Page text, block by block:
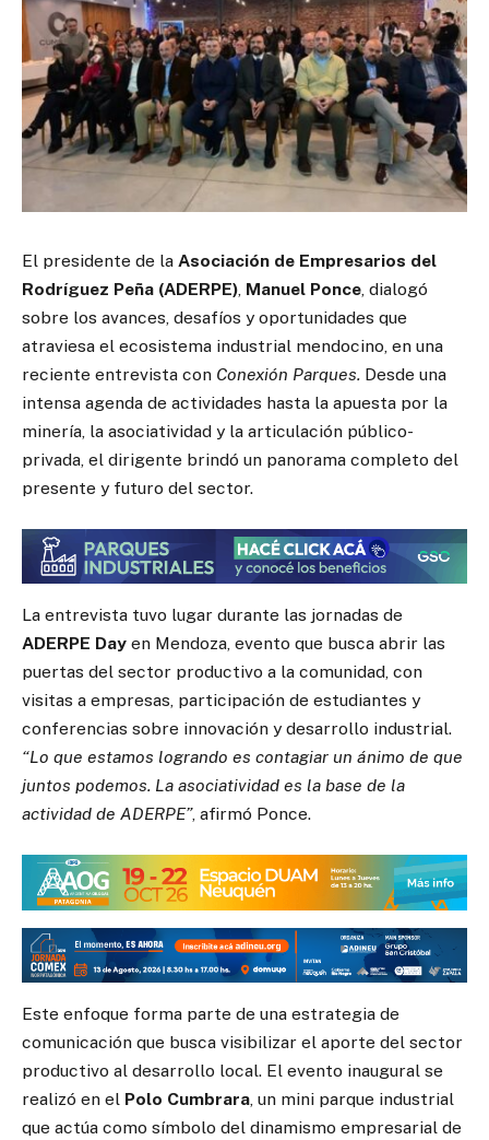
El presidente de la Asociación de Empresarios del
Rodríguez Peña (ADERPE) Manuel Ponce , dialogó
sobre los avances, desafíos y oportunidades que
atraviesa el ecosistema industrial mendocino, en una
reciente entrevista con Conexión Parques. Desde una
intensa agenda de actividades hasta la apuesta por la
minería, la asociatividad y la articulación público-
privada, el dirigente brindó un panorama completo del
presente y futuro del sector.
La entrevista tuvo lugar durante las jornadas de
ADERPE Day en Mendoza, evento que busca abrir las
puertas del sector productivo a la comunidad, con
visitas a empresas, participación de estudiantes y
conferencias sobre innovación y desarrollo industrial.
“Lo que estamos logrando es contagiar un ánimo de que
juntos podemos. La asociatividad es la base de la
actividad de ADERPE”, afirmó Ponce.
Este enfoque forma parte de una estrategia de
comunicación que busca visibilizar el aporte del sector
productivo al desarrollo local. El evento inaugural se
realizó en el Polo Cumbrara, un mini parque industrial
que actúa como símbolo del dinamismo empresarial de